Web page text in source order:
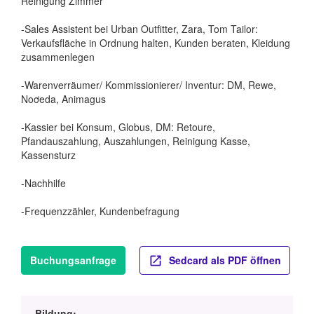
-Sales Assistent bei Urban Outfitter, Zara, Tom Tailor:
Verkaufsfläche in Ordnung halten, Kunden beraten, Kleidung
zusammenlegen
-Warenverräumer/ Kommissionierer/ Inventur: DM, Rewe,
Noơeda, Animagus
-Kassier bei Konsum, Globus, DM: Retoure,
Pfandauszahlung, Auszahlungen, Reinigung Kasse,
Kassensturz
-Nachhilfe
-Frequenzzähler, Kundenbefragung
Buchungsanfrage Sedcard als PDF öffnen